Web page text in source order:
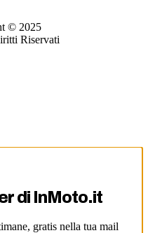
© 2025
Riservati
di InMoto.it
gratis nella tua mail